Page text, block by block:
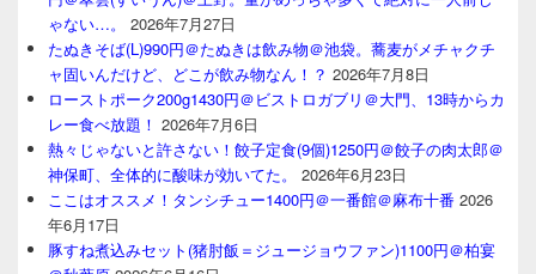
ゃない…。
2026年7月27日
たぬきそば(L)990円＠たぬきは飲み物＠池袋。蕎麦がメチャクチ
ャ固いんだけど、どこが飲み物なん！？ 2026年7月8日
ローストポーク200g1430円＠ビストロガブリ＠大門、13時からカ
レー食べ放題！ 2026年7月6日
熱々じゃないと許さない！餃子定食(9個)1250円＠餃子の肉太郎＠
神保町、全体的に酸味が効いてた。
2026年6月23日
ここはオススメ！タンシチュー1400円＠一番館＠麻布十番 2026
年6月17日
豚すね煮込みセット(猪肘飯＝ジュージョウファン)1100円＠柏宴